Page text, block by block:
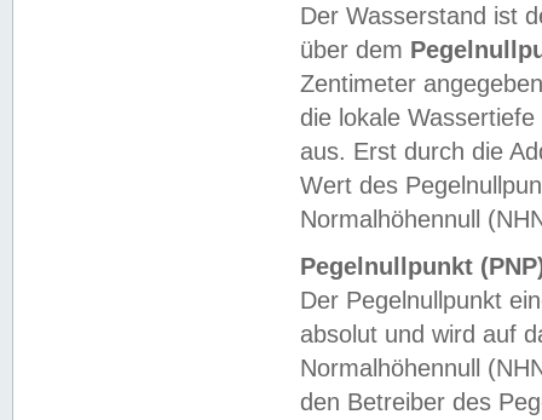
Der Wasserstand ist
über dem
Zentimeter
die lokale
aus. Erst durch die
Wert des
Normalhöhennull
Pegelnullpunkt
Der Pegelnullpunkt
absolut und wird auf
Normalhöhennull
den Betreiber des